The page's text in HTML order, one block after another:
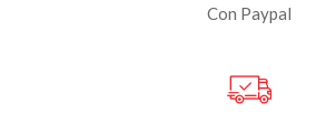
Con Paypal